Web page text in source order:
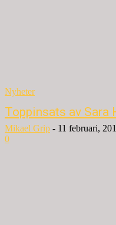
Nyheter
Toppinsats av Sara
Mikael Grip - 11 februari,
0